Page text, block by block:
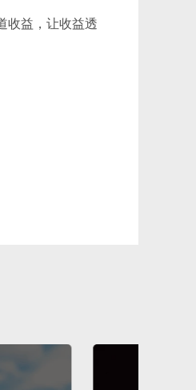
收益，让收益透